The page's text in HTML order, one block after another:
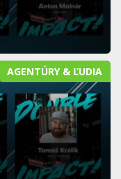
AGENTÚRY & ĽUDIA